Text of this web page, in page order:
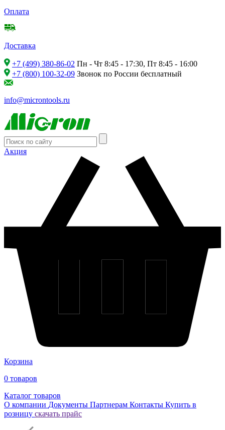
Оплата
Доставка
+7 (499) 380-86-02 Пн - Чт 8:45 - 17:30, Пт 8:45 - 16:00
+7 (800) 100-32-09 Звонок по России бесплатный
info@microntools.ru
Акция
Корзина
0 товаров
Каталог товаров
О компании Документы Партнерам Контакты Купить в
розницу скачать прайс